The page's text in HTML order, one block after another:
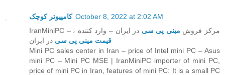
کامپیوتر کوچک October 8, 2022 at 2:02 AM
IranMiniPC – مرکز فروش مینی پی سی در ایران – وارد کننده ،
قیمت مینی پی سی در ایران
Mini PC sales center in Iran – price of Intel mini PC – Asus
mini PC – Mini PC MSE | IranMiniPC importer of mini PC,
price of mini PC in Iran, features of mini PC: It is a small PC